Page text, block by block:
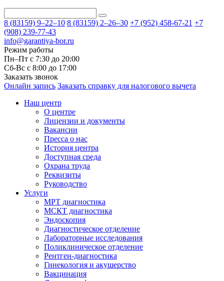
8 (83159) 9–22–10 8 (83159) 2–26–30 +7 (952) 458-67-21 +7
(908) 239-77-43
info@garantiya-bor.ru
Режим работы
Пн–Пт с 7:30 до 20:00
Cб-Вс с 8:00 до 17:00
Заказать звонок
Онлайн запись Заказать справку для налогового вычета
Наш центр
О центре
Лицензии и документы
Вакансии
Пресса о нас
История центра
Доступная среда
Охрана труда
Реквизиты
Руководство
Услуги
МРТ диагностика
МСКТ диагностика
Эндоскопия
Диагностическое отделение
Лабораторные исследования
Поликлиническое отделение
Рентген-диагностика
Гинекология и акушерство
Вакцинация